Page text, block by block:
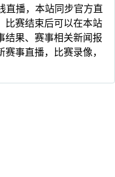
直播，本站同步官方直
比赛结束后可以在本站
结果、赛事相关新闻报
事直播，比赛录像，